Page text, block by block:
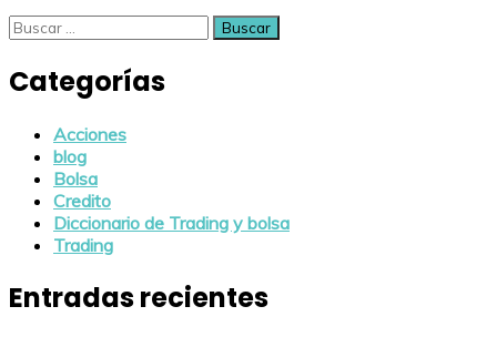
Buscar:
Categorías
Acciones
blog
Bolsa
Credito
Diccionario de Trading y bolsa
Trading
Entradas recientes